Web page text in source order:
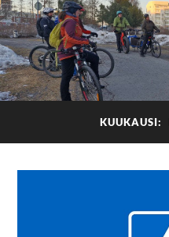
KUUKAUSI: